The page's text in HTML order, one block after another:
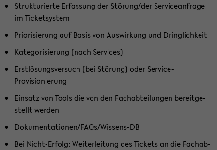
Struk­tu­rier­te Er­fas­sung der Stö­rung/d­er Ser­vice­an­fra­ge
im Ti­cket­sys­tem
Prio­ri­sie­rung auf Basis von Aus­wir­kung und Dring­lich­keit
Ka­te­go­ri­sie­rung (nach Ser­vices)
Erst­lö­sungs­ver­such (bei Stö­rung) oder Service-​
Provisionierung
Ein­satz von Tools die von den Fach­ab­tei­lun­gen be­reit­ge­
stellt wer­den
Do­ku­men­ta­tio­nen/FAQs/Wissens-​DB
Bei Nicht-​Erfolg: Wei­ter­lei­tung des Ti­ckets an die Fach­ab­